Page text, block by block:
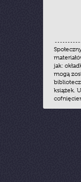
jak:
mogą
książek.